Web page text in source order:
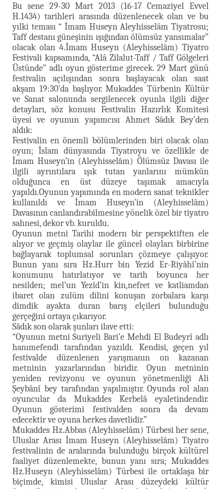
Bu sene 29-30 Mart 2013 (16-17 Cemaziyel Evvel
H.1434) tarihleri arasında düzenlenecek olan ve bu
yılki teması “ İmam Huseyn Aleyhisselâm Tiyatrosu;
Taff destanı güneşinin ışığından ölümsüz yansımalar”
olacak olan 4.İmam Huseyn (Aleyhisselâm) Tiyatro
Festivali kapsamında, “Alâ Zilalut-Taff / Taff Gölgeleri
Üstünde” adlı oyun gösterime girecek. 29 Mart günü
festivalin açılışından sonra başlayacak olan saat
akşam 19:30’da başlıyor. Mukaddes Türbenin Kültür
ve Sanat salonunda sergilenecek oyunla ilgili diğer
detayları, söz konusu Festivalin Hazırlık Komitesi
üyesi ve oyunun yapımcısı Ahmet Sâdık Bey’den
aldık:
Festivalin en önemli bölümlerinden biri olacak olan
oyun; İslam dünyasında Tiyatroyu ve özellikle de
İmam Huseyn’in (Aleyhisselâm) Ölümsüz Davası ile
ilgili ayrıntılara ışık tutan yanlarını mümkün
olduğunca en üst düzeye taşımak amacıyla
yapıldı.Oyunun yapımında en modern sanat teknikler
kullanıldı ve İmam Huseyn’in (Aleyhisselâm)
Davasının canlandırabilmesine yönelik özel bir tiyatro
sahnesi, dekor vb. kuruldu.
Oyunun metni Tarihi modern bir perspektiften ele
alıyor ve geçmiş olaylar ile güncel olayları birbirine
bağlayarak toplumsal sorunları çözmeye çalışıyor.
Bunun yanı sıra Hz.Hurr bin Yezid Er-Riyâhî’nin
konumunu hatırlatıyor ve tarih boyunca her
nesilden; mel’un Yezîd’in kin,nefret ve katliamdan
ibaret olan zulüm dilini konuşan zorbalara karşı
dimdik ayakta duran barış elçileri bulunduğu
gerçeğini ortaya çıkarıyor.
Sâdık son olarak şunları ilave etti:
“Oyunun metni Suriyeli Bari’e Mehdi El Budeyrî adlı
hanımefendi tarafından yazıldı. Kendisi, geçen yıl
festivalde düzenlenen yarışmanın on kazanan
metninin yazarlarından biridir. Oyun metninin
yeniden revizyonu ve oyunun yönetmenliği Ali
Şeybânî bey tarafından yapılmıştır. Oyunda rol alan
oyuncular da Mukaddes Kerbelâ eyaletindendir.
Oyunun gösterimi festivalden sonra da devam
edecektir ve oyuna herkes davetlidir.”
Mukaddes Hz.Abbas (Aleyhisselâm) Türbesi her sene,
Uluslar Arası İmam Huseyn (Aleyhisselâm) Tiyatro
festivalinin de aralarında bulunduğu birçok kültürel
faaliyet düzenlemekte, bunun yanı sıra; Mukaddes
Hz.Huseyn (Aleyhisselâm) Türbesi ile ortaklaşa bir
biçimde, kimisi Uluslar Arası düzeydeki kültür